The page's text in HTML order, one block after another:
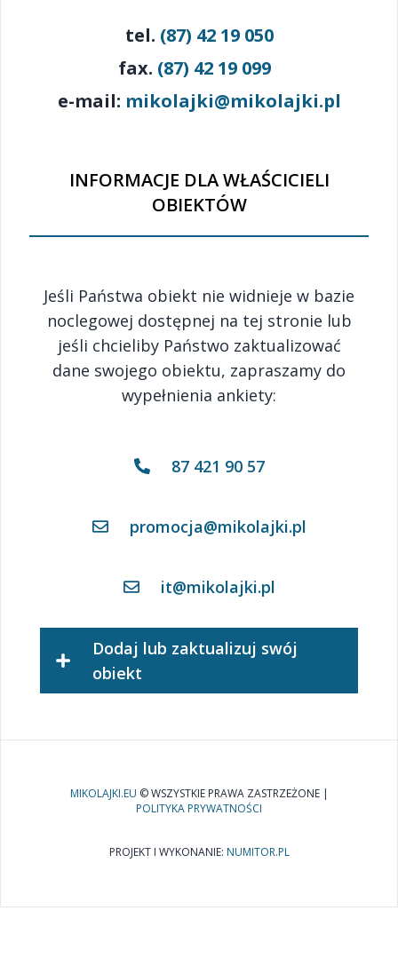
tel. (87) 42 19 050
fax. (87) 42 19 099
e-mail: mikolajki@mikolajki.pl
INFORMACJE DLA WŁAŚCICIELI
OBIEKTÓW
Jeśli Państwa obiekt nie widnieje w bazie
noclegowej dostępnej na tej stronie lub
jeśli chcieliby Państwo zaktualizować
dane swojego obiektu, zapraszamy do
wypełnienia ankiety:
87 421 90 57
promocja@mikolajki.pl
it@mikolajki.pl
Dodaj lub zaktualizuj swój
obiekt
MIKOLAJKI.EU © WSZYSTKIE PRAWA ZASTRZEŻONE |
POLITYKA PRYWATNOŚCI
PROJEKT I WYKONANIE: NUMITOR.PL